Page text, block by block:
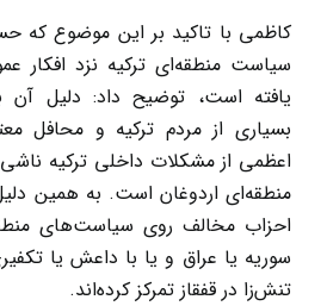
کاظمی با تاکید بر این موضوع که
سیاست منطقه‌ای ترکیه نزد افکار
یافته است، توضیح داد: دلیل آن
بسیاری از مردم ترکیه و محافل
اعظمی از مشکلات داخلی ترکیه
منطقه‌ای اردوغان است. به همین دلیل
احزاب مخالف روی سیاست‌های
سوریه یا عراق و یا با داعش یا
تنش‌زا در قفقاز تمرکز کرده‌اند.